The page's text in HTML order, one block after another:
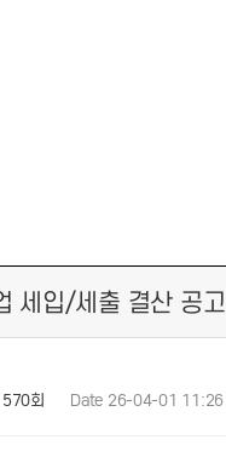
세입/세출 결산 공고
회 Date 26-04-01 11:26